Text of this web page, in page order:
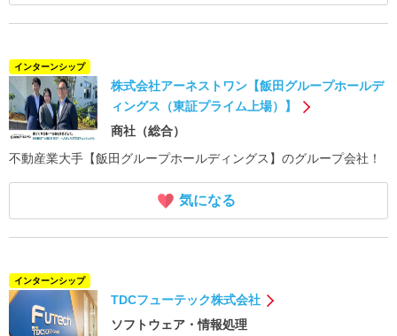
インターンシップ
株式会社アーネストワン【飯田グループホールデ
ィングス（東証プライム上場）】
商社（総合）
不動産業大手【飯田グループホールディングス】のグループ会社！
気になる
インターンシップ
TDCフューテック株式会社
ソフトウェア・情報処理